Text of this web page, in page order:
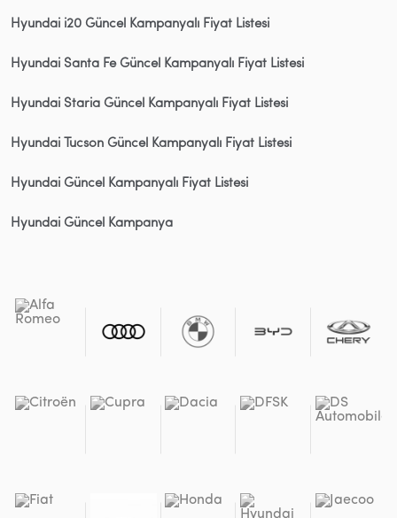
Hyundai i20 Güncel Kampanyalı Fiyat Listesi
Hyundai Santa Fe Güncel Kampanyalı Fiyat Listesi
Hyundai Staria Güncel Kampanyalı Fiyat Listesi
Hyundai Tucson Güncel Kampanyalı Fiyat Listesi
Hyundai Güncel Kampanyalı Fiyat Listesi
Hyundai Güncel Kampanya